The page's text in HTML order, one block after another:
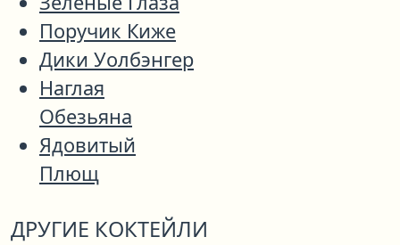
Поручик Киже
Дики Уолбэнгер
Наглая
Обезьяна
Ядовитый
Плющ
ДРУГИЕ КОКТЕЙЛИ